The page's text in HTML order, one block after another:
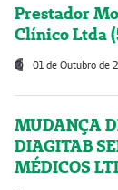
Prestador
Clínico Ltda
01 de Outubro de
MUDANÇA
DIAGITAB
MÉDICOS